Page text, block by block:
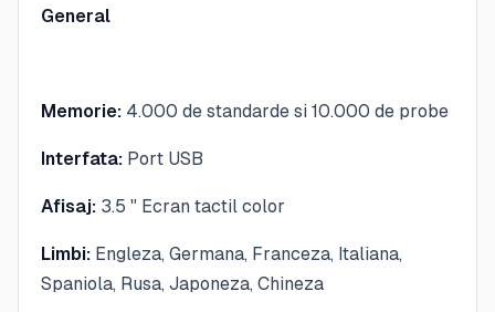
General
Memorie: 4.000 de standarde si 10.000 de probe
Interfata: Port USB
Afisaj: 3.5 " Ecran tactil color
Limbi: Engleza, Germana, Franceza, Italiana,
Spaniola, Rusa, Japoneza, Chineza